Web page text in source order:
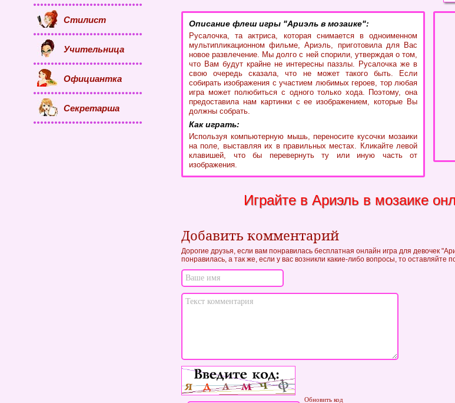
Описание флеш игры "Ариэль в мозаике":
Русалочка, та актриса, которая снимается в одноименном
мультипликационном фильме, Ариэль, приготовила для Вас
новое развлечение. Мы долго с ней спорили, утверждая о том,
что Вам будут крайне не интересны паззлы. Русалочка же в
свою очередь сказала, что не может такого быть. Если
собирать изображения с участием любимых героев, тор любая
игра может полюбиться с одного только хода. Поэтому, она
предоставила нам картинки с ее изображением, которые Вы
должны собрать.
Как играть:
Используя компьютерную мышь, переносите кусочки мозаики
на поле, выставляя их в правильных местах. Кликайте левой
клавишей, что бы перевернуть ту или иную часть от
изображения.
Играйте в Ариэль в мозаике
Добавить комментарий
Дорогие друзья, если вам понравилась бесплатная онлайн игра для девочек
понравилась, а так же, если у вас возникли какие-либо вопросы, то оставляйте
Обновить код
Стилист
Учительница
Официантка
Секретарша